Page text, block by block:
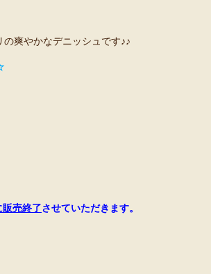
爽やかなデニッシュです♪♪
販売終了させていただきます。